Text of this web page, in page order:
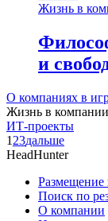
Жизнь в
и
О компаниях в
Жизнь в компании
ИТ-проекты
1 23дальше
HeadHunter
Размещение
Поиск по
О компании